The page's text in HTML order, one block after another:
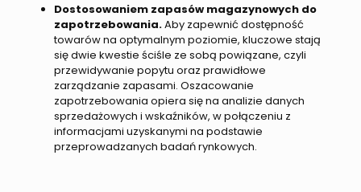
Dostosowaniem zapasów magazynowych do
zapotrzebowania.Aby zapewnić dostępność
towarów na optymalnym poziomie, kluczowe stają
się dwie kwestie ściśle ze sobą powiązane, czyli
przewidywanie popytu oraz prawidłowe
zarządzanie zapasami. Oszacowanie
zapotrzebowania opiera się na analizie danych
sprzedażowych i wskaźników, w połączeniu z
informacjami uzyskanymi na podstawie
przeprowadzanych badań rynkowych.